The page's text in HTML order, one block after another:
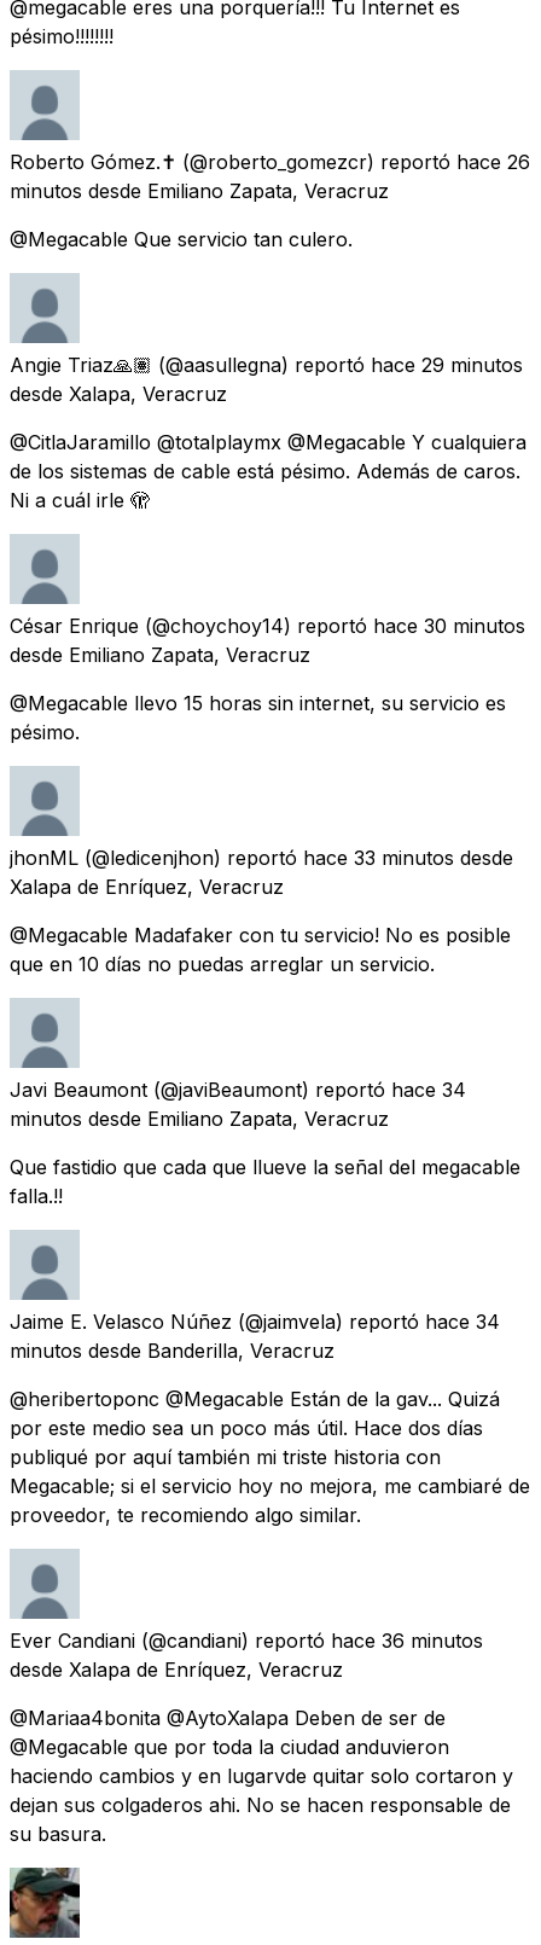
@megacable eres una porquería!!! Tu Internet es
pésimo!!!!!!!!
Roberto Gómez.✝ (@roberto_gomezcr) reportó hace 26
minutos desde Emiliano Zapata, Veracruz
@Megacable Que servicio tan culero.
Angie Triaz🙏🏽 (@aasullegna) reportó hace 29 minutos
desde Xalapa, Veracruz
@CitlaJaramillo @totalplaymx @Megacable Y cualquiera
de los sistemas de cable está pésimo. Además de caros.
Ni a cuál irle 🫣
César Enrique (@choychoy14) reportó hace 30 minutos
desde Emiliano Zapata, Veracruz
@Megacable llevo 15 horas sin internet, su servicio es
pésimo.
jhonML (@ledicenjhon) reportó hace 33 minutos desde
Xalapa de Enríquez, Veracruz
@Megacable Madafaker con tu servicio! No es posible
que en 10 días no puedas arreglar un servicio.
Javi Beaumont (@javiBeaumont) reportó hace 34
minutos desde Emiliano Zapata, Veracruz
Que fastidio que cada que llueve la señal del megacable
falla.!!
Jaime E. Velasco Núñez (@jaimvela) reportó hace 34
minutos desde Banderilla, Veracruz
@heribertoponc @Megacable Están de la gav... Quizá
por este medio sea un poco más útil. Hace dos días
publiqué por aquí también mi triste historia con
Megacable; si el servicio hoy no mejora, me cambiaré de
proveedor, te recomiendo algo similar.
Ever Candiani (@candiani) reportó hace 36 minutos
desde Xalapa de Enríquez, Veracruz
@Mariaa4bonita @AytoXalapa Deben de ser de
@Megacable que por toda la ciudad anduvieron
haciendo cambios y en lugarvde quitar solo cortaron y
dejan sus colgaderos ahi. No se hacen responsable de
su basura.